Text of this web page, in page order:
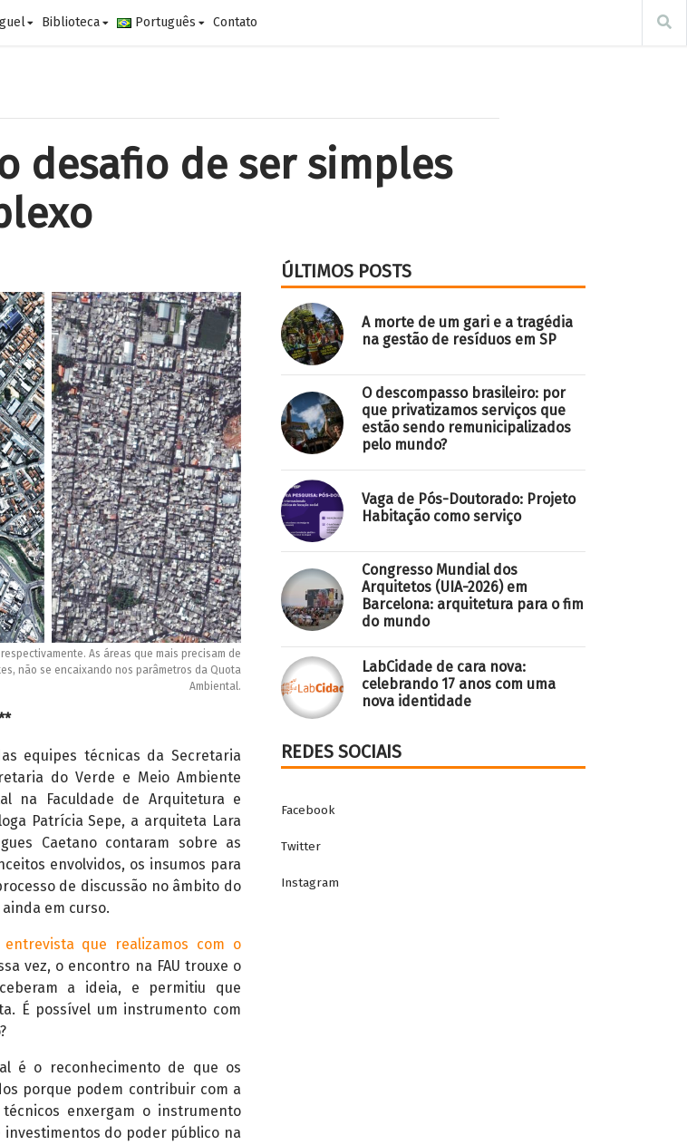
Biblioteca Português Contato
desafio de ser simples
As áreas que mais precisam de
não se encaixando nos parâmetros da Quota
Ambiental.
equipes técnicas da Secretaria
do Verde e Meio Ambiente
na Faculdade de Arquitetura e
Patrícia Sepe, a arquiteta Lara
Caetano contaram sobre as
envolvidos, os insumos para
de discussão no âmbito do
em curso.
entrevista que realizamos com o
vez, o encontro na FAU trouxe o
a ideia, e permitiu que
É possível um instrumento com
é o reconhecimento de que os
porque podem contribuir com a
enxergam o instrumento
investimentos do poder público na
ÚLTIMOS POSTS
A morte de um gari e a tragédia
na gestão de resíduos em SP
O descompasso brasileiro: por
que privatizamos serviços que
estão sendo remunicipalizados
pelo mundo?
Vaga de Pós-Doutorado: Projeto
Habitação como serviço
Congresso Mundial dos
Arquitetos (UIA-2026) em
Barcelona: arquitetura para o fim
do mundo
LabCidade de cara nova:
celebrando 17 anos com uma
nova identidade
REDES SOCIAIS
Facebook
Twitter
Instagram